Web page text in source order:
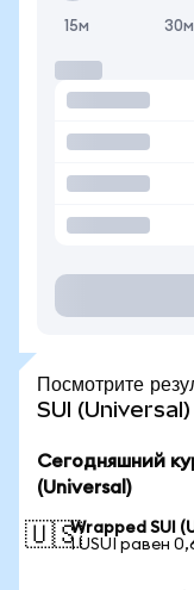
15м 30м
Посмотрите
SUI (Universal)
Сегодняшний
(Universal)
🇺🇸Wrapped SUI
1 USUI равен